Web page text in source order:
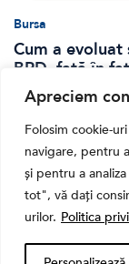
Apreciem
Folosim cookie-
navigare, pentru
și pentru a
tot", vă dați
urilor. Politica
Bursa
Cum a evoluat
BRD, față în